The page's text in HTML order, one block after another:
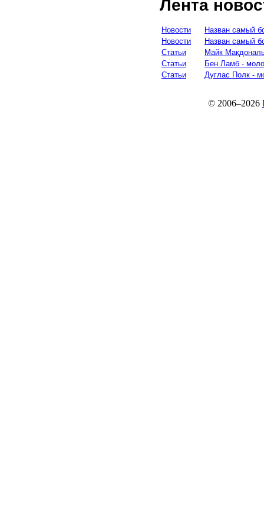
Лента
Новости
Назван самый
Новости
Назван самый
Статьи
Майк
Статьи
Бен Ламб -
Статьи
Дуглас Полк -
© 2006–2026